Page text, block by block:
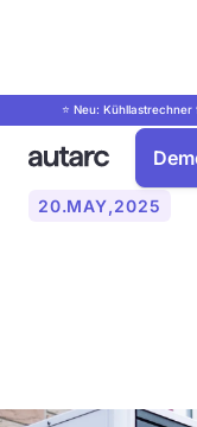
⭐ Neu:
20.MAY,2025